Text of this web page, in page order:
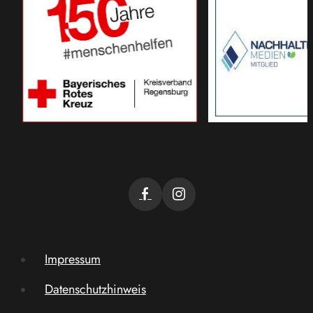
Impressum
Datenschutzhinweis